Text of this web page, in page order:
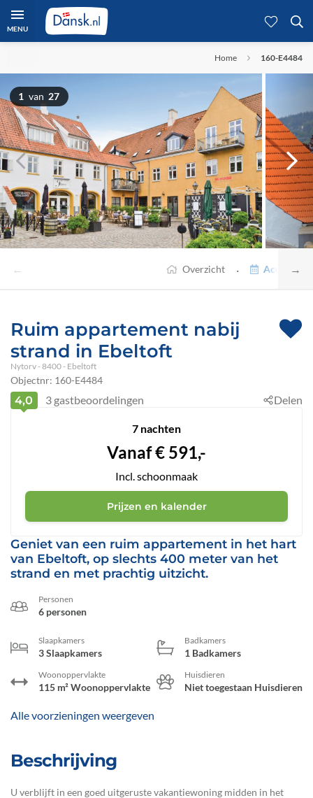
MENU
Home 160-E4484
1 van 27
← →
Overzicht ·
Ruim appartement nabij
strand in Ebeltoft
Nytorv - 8400 - Ebeltoft
Objectnr: 160-E4484
Geniet van een ruim appartement in het hart
van Ebeltoft, op slechts 400 meter van het
strand en met prachtig uitzicht.
Personen
6 personen
Slaapkamers
3 Slaapkamers
Badkamers
1 Badkamers
Woonoppervlakte
115 m² Woonoppervlakte
Huisdieren
Niet toegestaan Huisdieren
Alle voorzieningen weergeven
Beschrijving
U verblijft in een goed uitgeruste vakantiewoning midden in het
4,0 3gastbeoordelingen Delen
7 nachten
Vanaf€ 591,-
Incl. schoonmaak
Prijzen en kalender